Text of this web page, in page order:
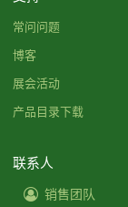
常问问题
博客
展会活动
产品目录下载
联系人
销售团队